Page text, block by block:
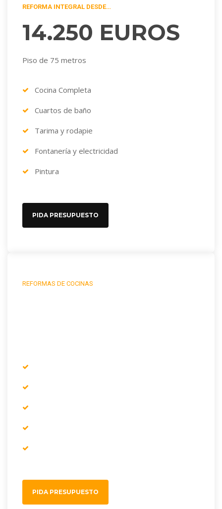
REFORMA INTEGRAL DESDE…
14.250 EUROS
Piso de 75 metros
Cocina Completa
Cuartos de baño
Tarima y rodapie
Fontanería y electricidad
Pintura
PIDA PRESUPUESTO
REFORMAS DE COCINAS
PIDA PRESUPUESTO